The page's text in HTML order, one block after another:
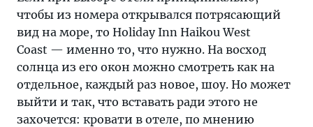
чтобы из номера открывался потрясающий
вид на море, то Holiday Inn Haikou West
Coast — именно то, что нужно. На восход
солнца из его окон можно смотреть как на
отдельное, каждый раз новое, шоу. Но может
выйти и так, что вставать ради этого не
захочется: кровати в отеле, по мнению